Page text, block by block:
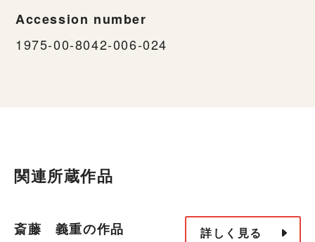
Accession number
1975-00-8042-006-024
関連所蔵作品
斎藤 義重の作品 詳しく見る